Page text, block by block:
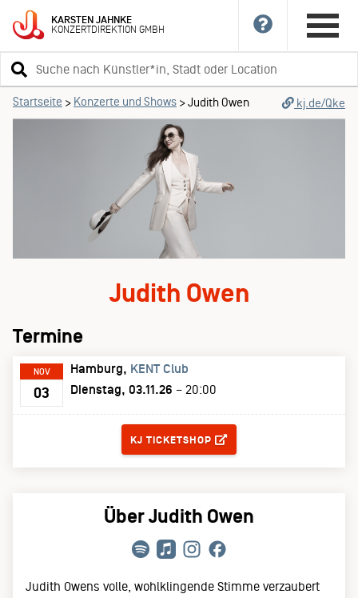
KARSTENJAHNKE
KONZERTDIREKTIONGMBH
Suchbegriff
eingeben
Startseite > Konzerte und Shows >Judith Owen kj.de/Qke
Judith Owen
Termine
NOV
03
Hamburg
KENT Club
Dienstag, 03.11.26 – 20:00
KJ TICKETSHOP
Über Judith Owen
Judith Owens volle, wohlklingende Stimme verzaubert